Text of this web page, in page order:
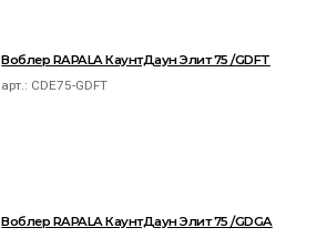
Воблер RAPALA КаунтДаун Элит 75 /GDFT
арт.: CDE75-GDFT
Воблер RAPALA КаунтДаун Элит 75 /GDGA